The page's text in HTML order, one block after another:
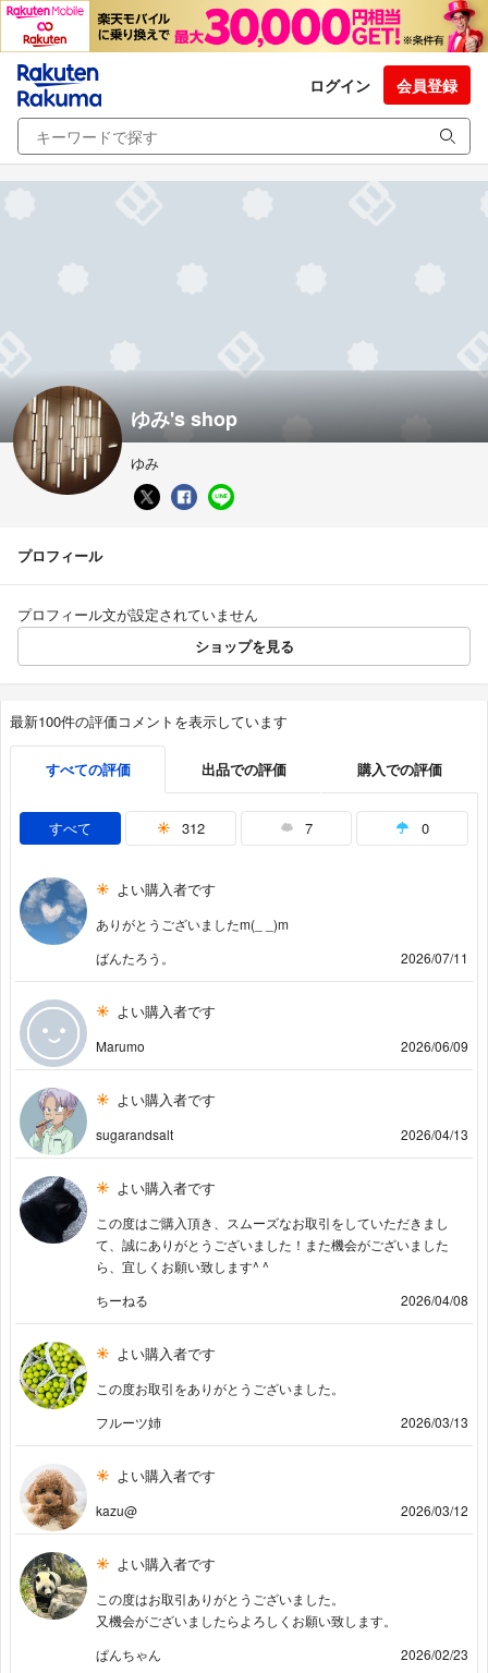
ログイン 会員登録
ゆみ's shop
ゆみ
プロフィール
プロフィール文が設定されていません
ショップを見る
最新100件の評価コメントを表示しています
すべての評価 出品での評価 購入での評価
すべて 312 7 0
よい購入者です
ありがとうございましたm(_ _)m
ばんたろう。
2026/07/11
よい購入者です
Marumo 2026/06/09
よい購入者です
sugarandsalt 2026/04/13
よい購入者です
この度はご購入頂き、スムーズなお取引をしていただきまし
て、誠にありがとうございました！また機会がございました
ら、宜しくお願い致します^ ^
ちーねる
2026/04/08
よい購入者です
この度お取引をありがとうございました。
フルーツ姉
2026/03/13
よい購入者です
kazu@ 2026/03/12
よい購入者です
この度はお取引ありがとうございました。
又機会がございましたらよろしくお願い致します。
ぱんちゃん
2026/02/23